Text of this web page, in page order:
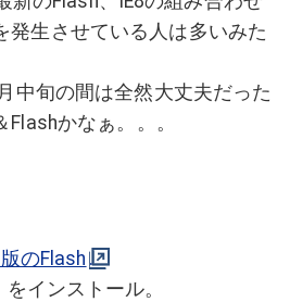
発生させている人は多いみた
中旬の間は全然大丈夫だった
かなぁ。。。
のFlash
をインストール。